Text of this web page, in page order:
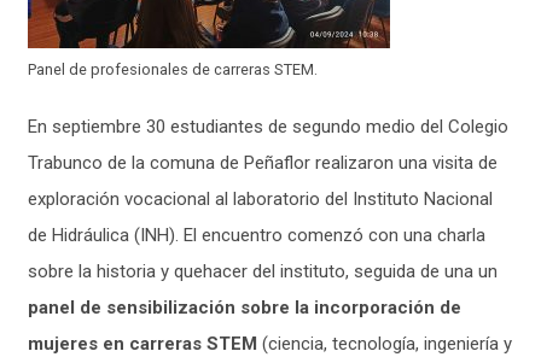
Panel de profesionales de carreras STEM.
En septiembre 30 estudiantes de segundo medio del Colegio
Trabunco de la comuna de Peñaflor realizaron una visita de
exploración vocacional al laboratorio del Instituto Nacional
de Hidráulica (INH). El encuentro comenzó con una charla
sobre la historia y quehacer del instituto, seguida de una un
panel de sensibilización sobre la incorporación de
mujeres en carreras STEM (ciencia, tecnología, ingeniería y